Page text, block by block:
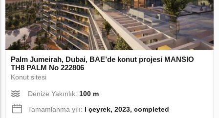
Palm Jumeirah, Dubai, BAE’de konut projesi MANSIO
TH8 PALM No 222806
Konut sitesi
Denize Yakınlık: 100 m
Tamamlanma yılı: I çeyrek, 2023, completed